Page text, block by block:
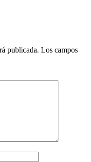
publicada. Los campos